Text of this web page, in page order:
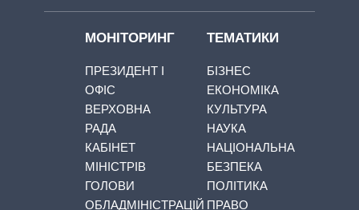
МОНІТОРИНГ
ПРЕЗИДЕНТ І
ОФІС
ВЕРХОВНА
РАДА
КАБІНЕТ
МІНІСТРІВ
ГОЛОВИ
ОБЛАДМІНІСТРАЦІЙ
ТЕМАТИКИ
БІЗНЕС
ЕКОНОМІКА
КУЛЬТУРА
НАУКА
НАЦІОНАЛЬНА
БЕЗПЕКА
ПОЛІТИКА
ПРАВО